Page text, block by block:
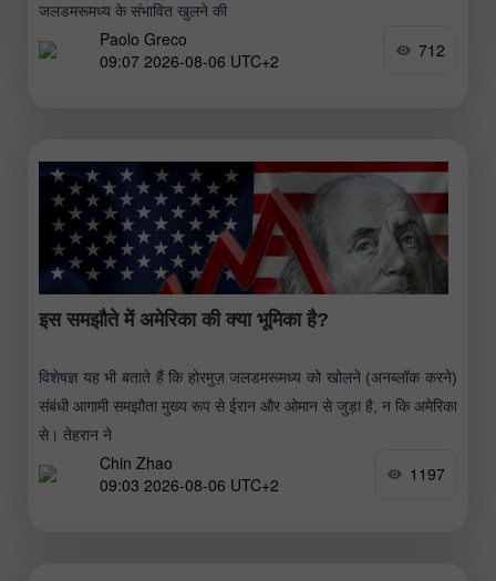
जलडमरूमध्य के संभावित खुलने की
Paolo Greco
09:07 2026-08-06 UTC+2
712
इस समझौते में अमेरिका की क्या भूमिका है?
विशेषज्ञ यह भी बताते हैं कि होरमुज़ जलडमरूमध्य को खोलने (अनब्लॉक करने)
संबंधी आगामी समझौता मुख्य रूप से ईरान और ओमान से जुड़ा है, न कि अमेरिका
से। तेहरान ने
Chin Zhao
09:03 2026-08-06 UTC+2
1197